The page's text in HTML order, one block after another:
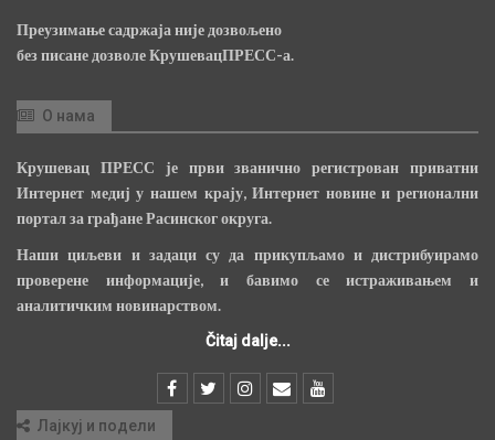
Преузимање садржаја није дозвољено
без писане дозволе КрушевацПРЕСС-а.
О нама
Крушевац ПРЕСС је први званично регистрован приватни
Интернет медиј у нашем крају, Интернет новине и регионални
портал за грађане Расинског округа.
Наши циљеви и задаци су да прикупљамо и дистрибуирамо
проверене информације, и бавимо се истраживањем и
аналитичким новинарством.
Čitaj dalje...
Лајкуј и подели